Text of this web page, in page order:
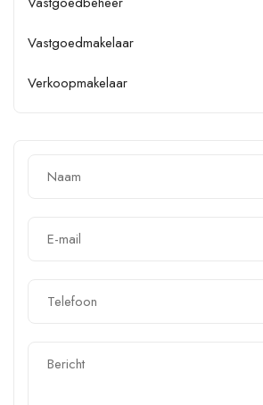
Vastgoedmakelaar
Verkoopmakelaar